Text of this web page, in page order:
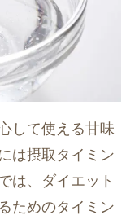
して使える甘味
は摂取タイミン
は、ダイエット
ためのタイミン